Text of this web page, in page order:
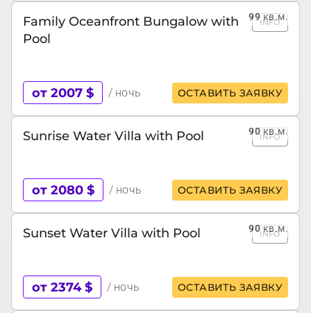
99кв.м.
Family Oceanfront Bungalow with
Pool
INFO
от 2007 $ / ночь ОСТАВИТЬ ЗАЯВКУ
90кв.м.
Sunrise Water Villa with Pool INFO
от 2080 $ / ночь ОСТАВИТЬ ЗАЯВКУ
90кв.м.
Sunset Water Villa with Pool INFO
от 2374 $ / ночь ОСТАВИТЬ ЗАЯВКУ